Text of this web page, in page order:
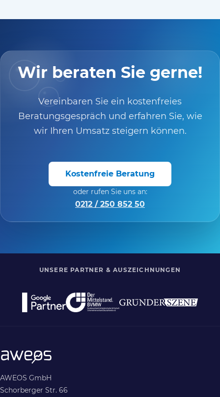
Wir beraten Sie gerne!
Vereinbaren Sie ein kostenfreies
Beratungsgespräch und erfahren Sie, wie
wir Ihren Umsatz steigern können.
Kostenfreie Beratung
oder rufen Sie uns an:
0212 / 250 852 50
UNSERE PARTNER & AUSZEICHNUNGEN
AWEOS GmbH
Schorberger Str. 66